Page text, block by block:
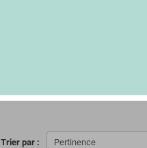
Trier par : Pertinence